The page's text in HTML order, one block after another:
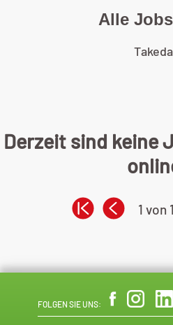
Alle
Takeda
Derzeit sind keine
1 von 1
FOLGEN SIE UNS: